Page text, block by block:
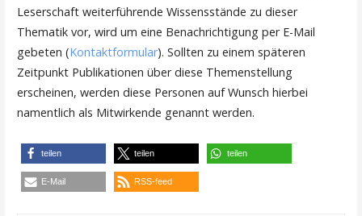
Leserschaft weiterführende Wissensstände zu dieser
Thematik vor, wird um eine Benachrichtigung per E-Mail
gebeten (Kontaktformular). Sollten zu einem späteren
Zeitpunkt Publikationen über diese Themenstellung
erscheinen, werden diese Personen auf Wunsch hierbei
namentlich als Mitwirkende genannt werden.
teilen teilen teilen
E-Mail RSS-feed